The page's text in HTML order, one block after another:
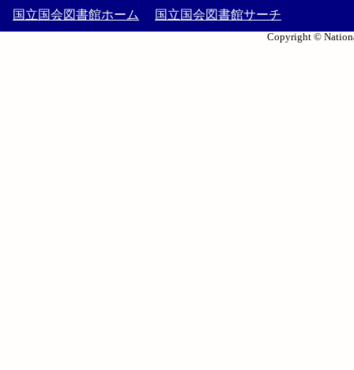
国立国会図書館ホーム 国立国会図書館サーチ
Copyright ©